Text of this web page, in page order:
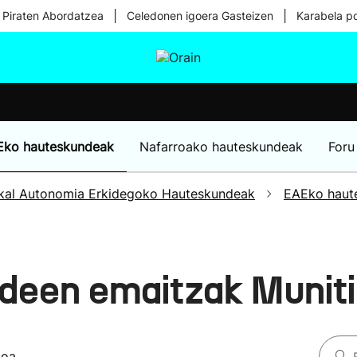
Abordatzea Celedonen igoera Gasteizen Karabela
hauteskundeak Nafarroako hauteskundeak
Autonomia Erkidegoko Hauteskundeak EAEko
emaitzak